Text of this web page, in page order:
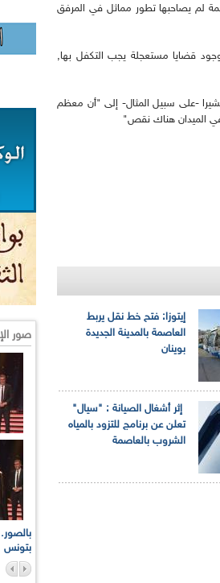
لم يصاحبها تطور مماثل في المرفق
قضايا مستعجلة يجب التكفل بها,
-على سبيل المثال- إلى "أن معظم
الميدان هناك نقص"
إيتوزا: فتح خط نقل يربط
العاصمة بالمدينة الجديدة
بوينان
إثر أشغال الصيانة : "سيال"
تعلن عن برنامج للتزود بالمياه
الشروب بالعاصمة
صور
بتونس